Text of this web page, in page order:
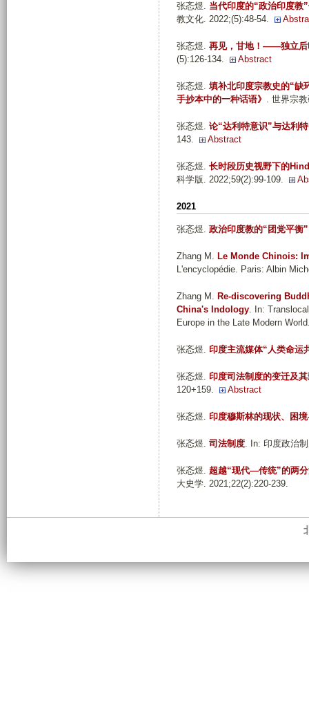
张忞煜. 当代印度的“政治印度
教文化. 2022;(5):48-54.
张忞煜. 再见，甘地！——独立后
(5):126-134.
Abstract
张忞煜. 填补北印度宗教史的“
手抄本中的一种话语》 . 世界宗
张忞煜. 论“达利特意识”与达利
143.
Abstract
张忞煜. 长时段历史视野下的
科学版. 2022;59(2):99-109.
2021
张忞煜. 政治印度教的“团党平衡
Zhang M . Le Monde Chinois:
L'encyclopédie. Paris: Albin
Zhang M . Re-discovering
China's Indology. In:
Europe in the Late Modern
张忞煜. 印度主流媒体“人类命运
张忞煜. 印度司法制度的变迁及
120+159.
Abstract
张忞煜. 印度穆斯林的现状、困
张忞煜. 司法制度. In: 印度政治
张忞煜. 超越“现代—传统”的两
大史学. 2021;22(2):220-239.
e